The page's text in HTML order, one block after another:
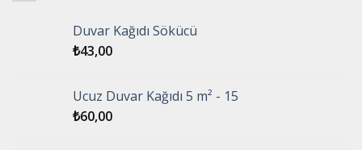
Duvar Kağıdı Sökücü
₺43,00
Ucuz Duvar Kağıdı 5 m² - 15
₺60,00